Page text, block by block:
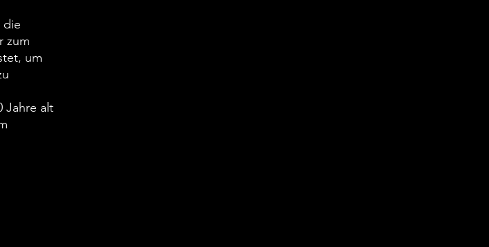
die
zum
um
Jahre alt